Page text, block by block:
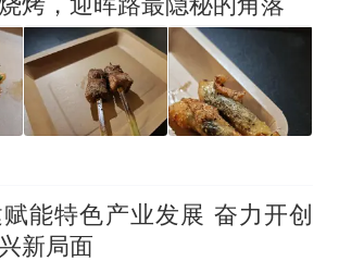
能特色产业发展 奋力开创
新局面